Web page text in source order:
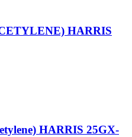
HARRIS
HARRIS 25GX-